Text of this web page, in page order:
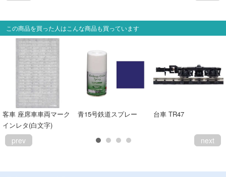
この商品を買った人はこんな商品も買っています
客車 座席車車両マーク
インレタ(白文字)
青15号鉄道スプレー 台車 TR47
prev next